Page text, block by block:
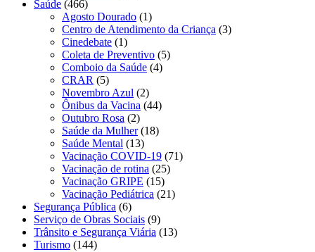
Saúde (466)
Agosto Dourado (1)
Centro de Atendimento da Criança (3)
Cinedebate (1)
Coleta de Preventivo (5)
Comboio da Saúde (4)
CRAR (5)
Novembro Azul (2)
Ônibus da Vacina (44)
Outubro Rosa (2)
Saúde da Mulher(18)
Saúde Mental (13)
Vacinação COVID-19 (71)
Vacinação de rotina (25)
Vacinação GRIPE (15)
Vacinação Pediátrica (21)
Segurança Pública (6)
Serviço de Obras Sociais (9)
Trânsito e Segurança Viária (13)
Turismo (144)